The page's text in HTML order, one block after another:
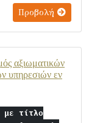
Προβολή
αξιωματικών
υπηρεσιών εν
με τίτλο